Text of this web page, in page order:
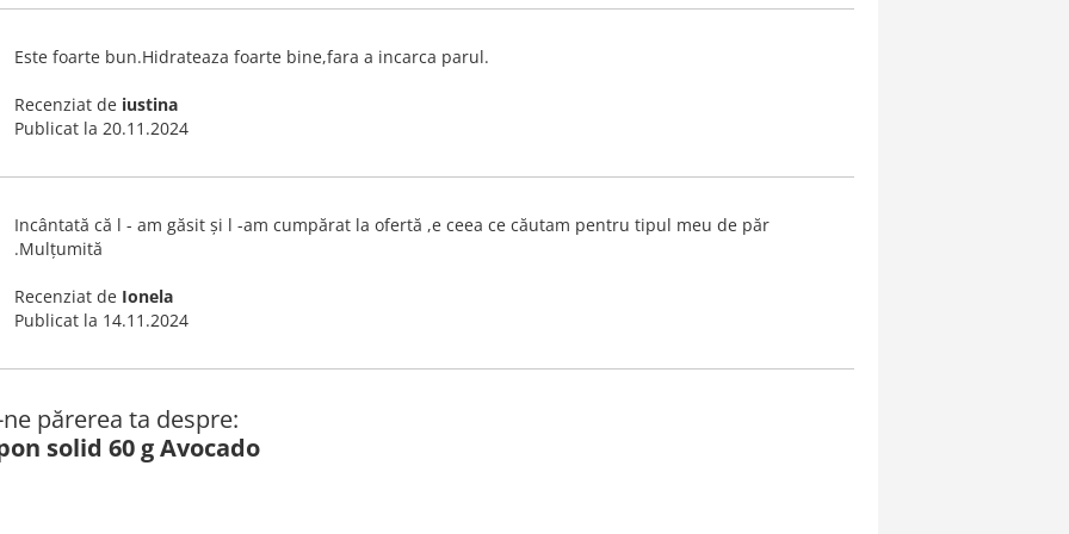
Este foarte bun.Hidrateaza foarte bine,fara a incarca parul.
Recenziat de iustina
Publicat la 20.11.2024
Incântată că l - am găsit și l -am cumpărat la ofertă ,e ceea ce căutam pentru tipul meu de păr
.Mulțumită
Recenziat de Ionela
Publicat la 14.11.2024
părerea ta despre:
solid 60 g Avocado